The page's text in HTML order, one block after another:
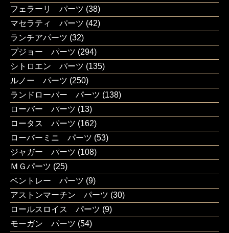
フェラーリ パーツ (38)
マセラティ パーツ (42)
ランチアパーツ (32)
プジョー パーツ (294)
シトロエン パーツ (135)
ルノー パーツ (250)
ランドローバー パーツ (138)
ローバー パーツ (13)
ロータス パーツ (162)
ローバーミニ パーツ (53)
ジャガー パーツ (108)
ＭＧパーツ (25)
ベントレー パーツ (9)
アストンマーチン パーツ (30)
ロールスロイス パーツ (9)
モーガン パーツ (54)